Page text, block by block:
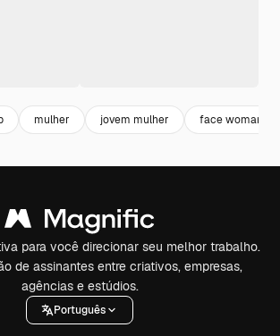
mulher jovem mulher face woman
para você direcionar seu melhor trabalho.
de assinantes entre criativos, empresas,
agências e estúdios.
Português